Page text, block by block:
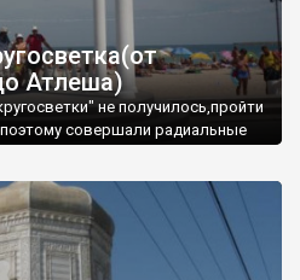
Атлеша)
не получилось,пройти
совершали радиальные